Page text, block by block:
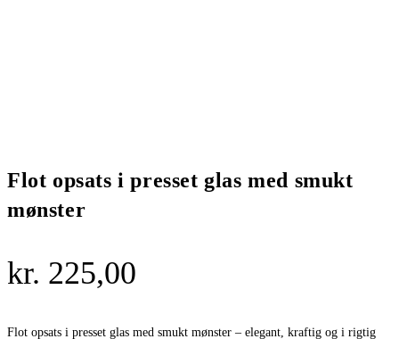
Flot opsats i presset glas med smukt
mønster
kr. 225,00
Flot opsats i presset glas med smukt mønster – elegant, kraftig og i rigtig